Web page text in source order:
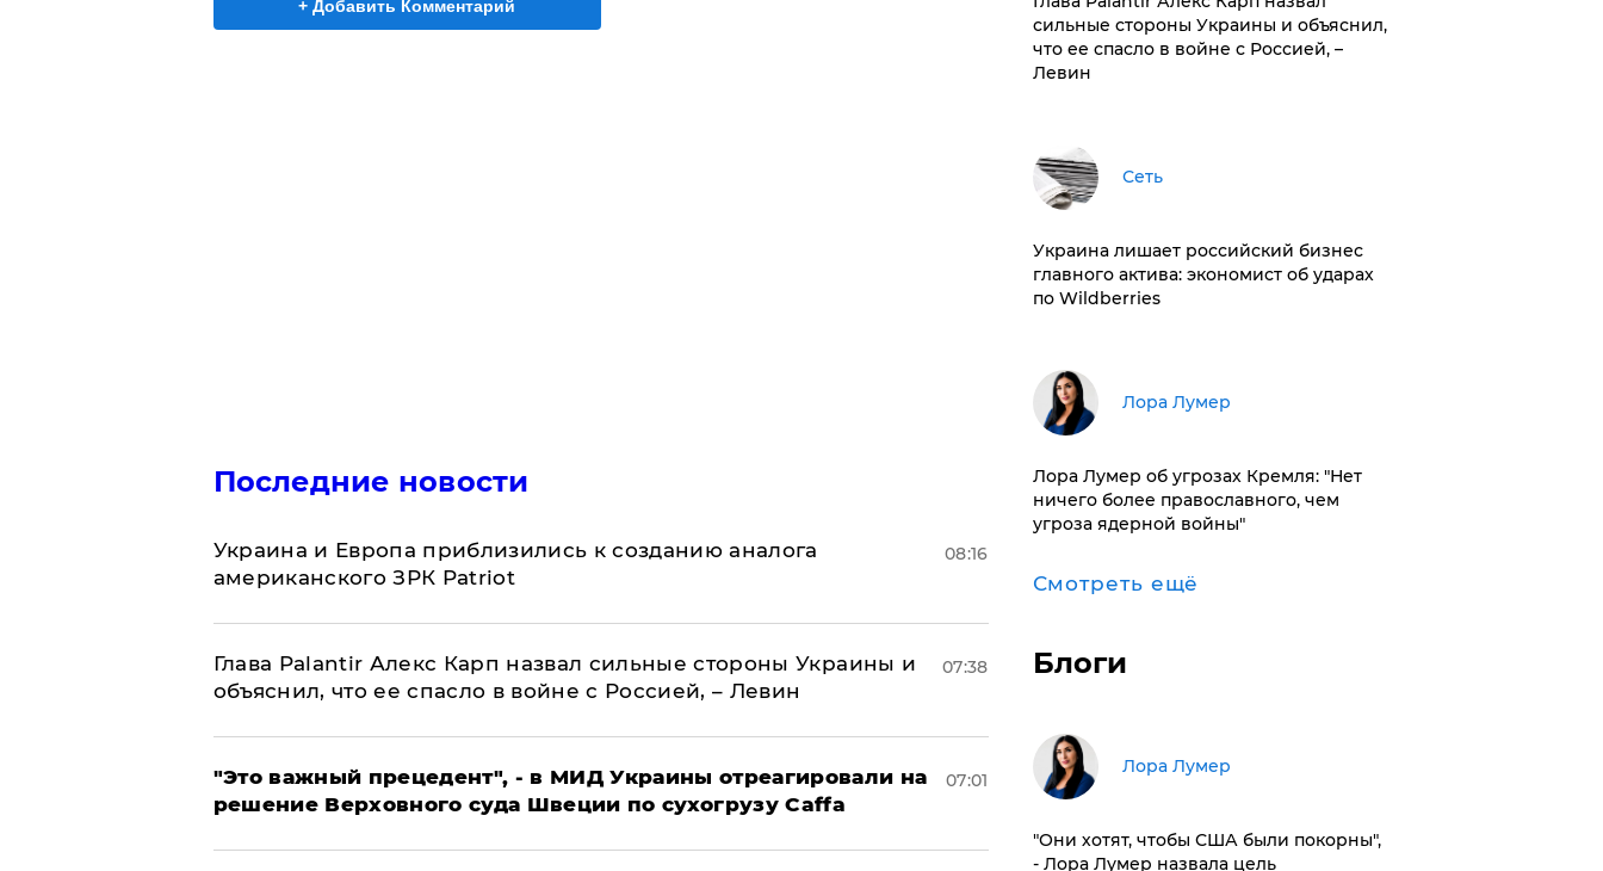
+ Добавить Комментарий
Последние новости
Украина и Европа приблизились к созданию аналога
американского ЗРК Patriot
08:16
Глава Palantir Алекс Карп назвал сильные стороны Украины и
объяснил, что ее спасло в войне с Россией, – Левин
07:38
"Это важный прецедент", - в МИД Украины отреагировали на
решение Верховного суда Швеции по сухогрузу Caffa
07:01
сильные стороны Украины и объяснил,
что ее спасло в войне с Россией, –
Левин
Сеть
​Украина лишает российский бизнес
главного актива: экономист об ударах
по Wildberries
​Лора Лумер
Лора Лумер об угрозах Кремля: "Нет
ничего более православного, чем
угроза ядерной войны"
Смотреть ещё
Блоги
​Лора Лумер
"Они хотят, чтобы США были покорны",
- Лора Лумер назвала цель